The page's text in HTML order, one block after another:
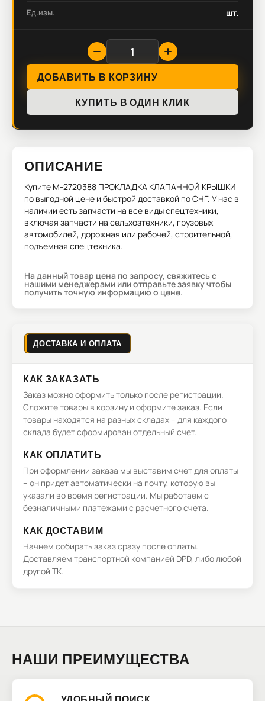
Ед.изм. шт.
ДОБАВИТЬ В КОРЗИНУ
КУПИТЬ В ОДИН КЛИК
ОПИСАНИЕ
Купите M-2720388 ПРОКЛАДКА КЛАПАННОЙ КРЫШКИ
по выгодной цене и быстрой доставкой по СНГ. У нас в
наличии есть запчасти на все виды спецтехники,
включая запчасти на сельхозтехники, грузовых
автомобилей, дорожная или рабочей, строительной,
подъемная спецтехника.
На данный товар цена по запросу, свяжитесь с
нашими менеджерами или отправьте заявку чтобы
получить точную информацию о цене.
ДОСТАВКА И ОПЛАТА
КАК ЗАКАЗАТЬ
Заказ можно оформить только после регистрации.
Сложите товары в корзину и оформите заказ. Если
товары находятся на разных складах – для каждого
склада будет сформирован отдельный счет.
КАК ОПЛАТИТЬ
При оформлении заказа мы выставим счет для оплаты
– он придет автоматически на почту, которую вы
указали во время регистрации. Мы работаем с
безналичными платежами с расчетного счета.
КАК ДОСТАВИМ
Начнем собирать заказ сразу после оплаты.
Доставляем транспортной компанией DPD, либо любой
другой ТК.
НАШИ ПРЕИМУЩЕСТВА